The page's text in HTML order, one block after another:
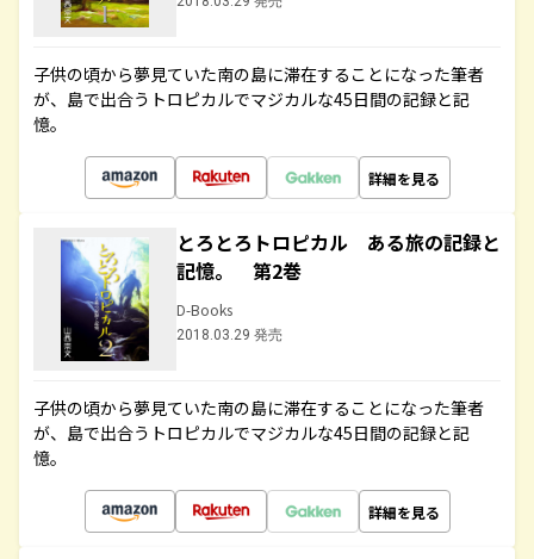
子供の頃から夢見ていた南の島に滞在することになった筆者
が、島で出合うトロピカルでマジカルな45日間の記録と記
憶。
詳細を見る
とろとろトロピカル ある旅の記録と
記憶。 第2巻
D-Books
2018.03.29 発売
子供の頃から夢見ていた南の島に滞在することになった筆者
が、島で出合うトロピカルでマジカルな45日間の記録と記
憶。
詳細を見る